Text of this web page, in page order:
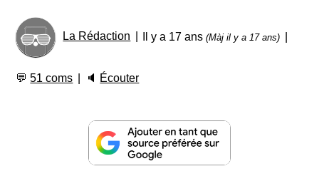
La Rédaction Il y a 17 ans(Màj il y a 17 ans)
💬51 coms 🔈 Écouter